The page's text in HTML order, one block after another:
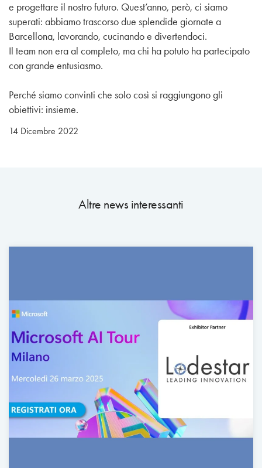
e progettare il nostro futuro. Quest’anno, però, ci siamo
superati: abbiamo trascorso due splendide giornate a
Barcellona, lavorando, cucinando e divertendoci.
Il team non era al completo, ma chi ha potuto ha partecipato
con grande entusiasmo.
Perché siamo convinti che solo così si raggiungono gli
obiettivi: insieme.
14 Dicembre 2022
Altre news interessanti